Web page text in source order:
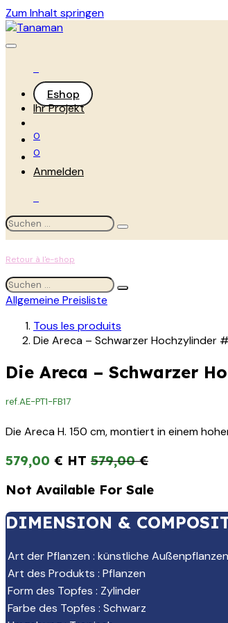
Zum Inhalt springen
Eshop
Ihr Projekt
0
0
Anmelden
Retour à l'e-shop
Allgemeine Preisliste
Tous les produits
Die Areca – Schwarzer Hochzylinder
Die Areca – Schwarzer
ref.AE-PT1-FB17
Die Areca H. 150 cm, montiert in einem
579,00 € 579,00€
Not Available For Sale
DIMENSION &
Art der Pflanzen : künstliche Außenpflanzen
Art des Produkts : Pflanzen
Form des Topfes : Zylinder
Farbe des Topfes : Schwarz